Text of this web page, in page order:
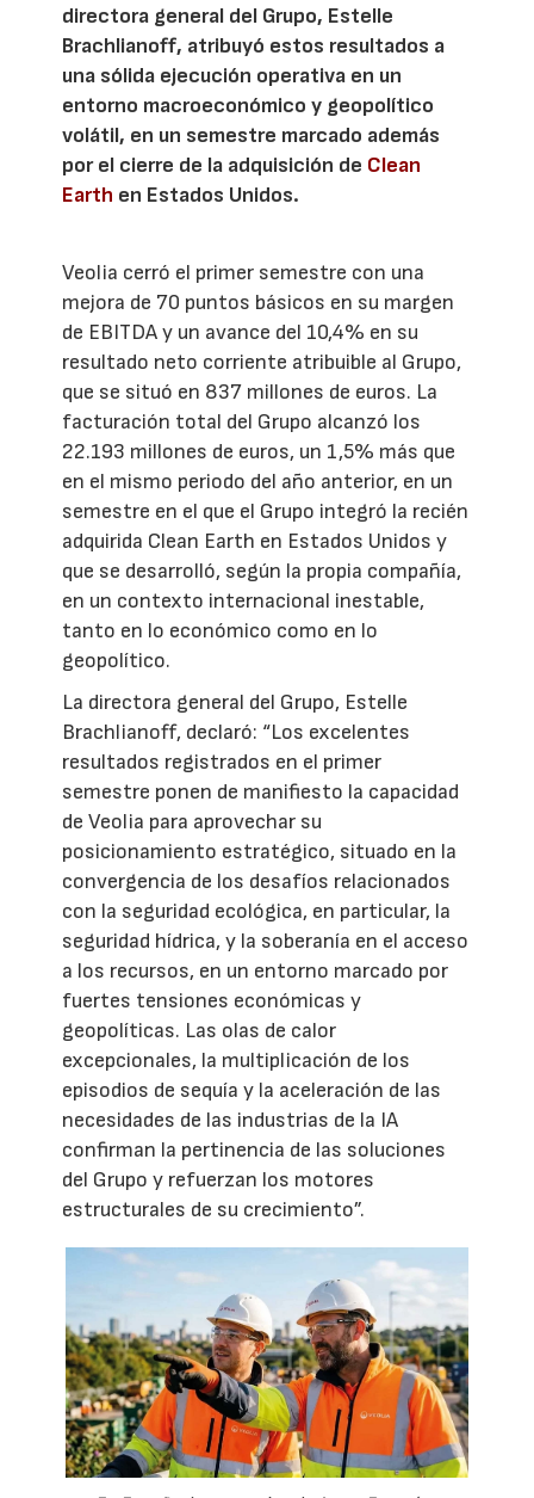
directora general del Grupo, Estelle
Brachlianoff, atribuyó estos resultados a
una sólida ejecución operativa en un
entorno macroeconómico y geopolítico
volátil, en un semestre marcado además
por el cierre de la adquisición de Clean
Earth en Estados Unidos.
Veolia cerró el primer semestre con una
mejora de 70 puntos básicos en su margen
de EBITDA y un avance del 10,4% en su
resultado neto corriente atribuible al Grupo,
que se situó en 837 millones de euros. La
facturación total del Grupo alcanzó los
22.193 millones de euros, un 1,5% más que
en el mismo periodo del año anterior, en un
semestre en el que el Grupo integró la recién
adquirida Clean Earth en Estados Unidos y
que se desarrolló, según la propia compañía,
en un contexto internacional inestable,
tanto en lo económico como en lo
geopolítico.
La directora general del Grupo, Estelle
Brachlianoff, declaró: “Los excelentes
resultados registrados en el primer
semestre ponen de manifiesto la capacidad
de Veolia para aprovechar su
posicionamiento estratégico, situado en la
convergencia de los desafíos relacionados
con la seguridad ecológica, en particular, la
seguridad hídrica, y la soberanía en el acceso
a los recursos, en un entorno marcado por
fuertes tensiones económicas y
geopolíticas. Las olas de calor
excepcionales, la multiplicación de los
episodios de sequía y la aceleración de las
necesidades de las industrias de la IA
confirman la pertinencia de las soluciones
del Grupo y refuerzan los motores
estructurales de su crecimiento”.